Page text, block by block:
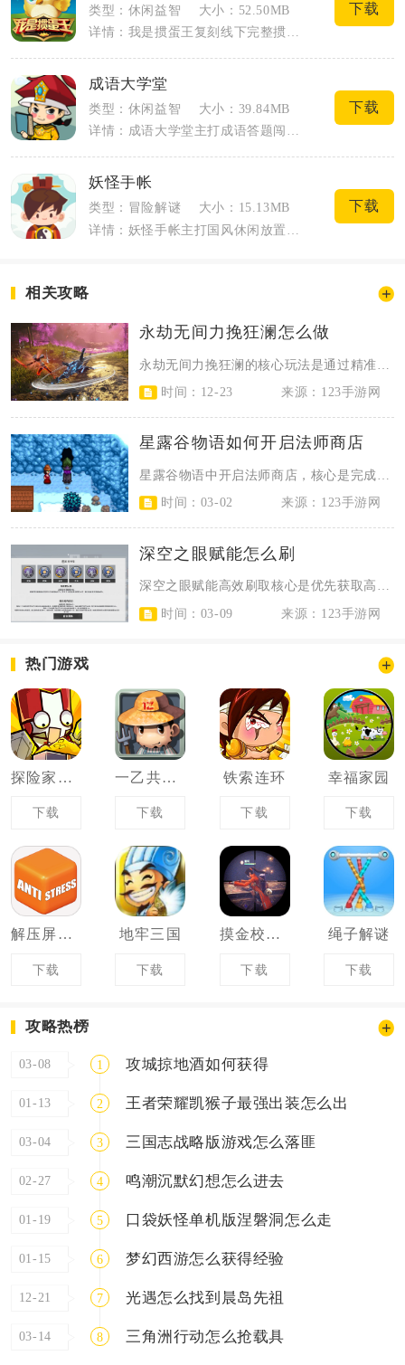
类型：休闲益智
大小：52.50MB
详情：我是掼蛋王复刻线下完整掼蛋对战规则，主打2v2组队策略对局，覆盖单机闯关...
下载
成语大学堂
类型：休闲益智
大小：39.84MB
详情：成语大学堂主打成语答题闯关休闲玩法，覆盖看图猜成语、成语填空、成语接龙、填字...
下载
妖怪手帐
类型：冒险解谜
大小：15.13MB
下载
相关攻略
永劫无间力挽狂澜怎么做
时间：12-23
来源：123手游网
星露谷物语如何开启法师商店
时间：03-02
来源：123手游网
深空之眼赋能怎么刷
深空之眼赋能高效刷取核心是优先获取高级赋能模块、锁定关键词条、用合成与重构降...
时间：03-09
来源：123手游网
热门游戏
探险家联盟
下载
一乙共享农场
下载
铁索连环
下载
幸福家园
下载
解压屏幕模拟器
下载
地牢三国
下载
摸金校尉之伏魔殿
下载
绳子解谜
下载
攻略热榜
03-08 1 攻城掠地酒如何获得
01-13 2 王者荣耀凯猴子最强出装怎么出
03-04 3 三国志战略版游戏怎么落匪
02-27 4 鸣潮沉默幻想怎么进去
01-19 5 口袋妖怪单机版涅磐洞怎么走
01-15 6 梦幻西游怎么获得经验
12-21 7 光遇怎么找到晨岛先祖
03-14 8 三角洲行动怎么抢载具